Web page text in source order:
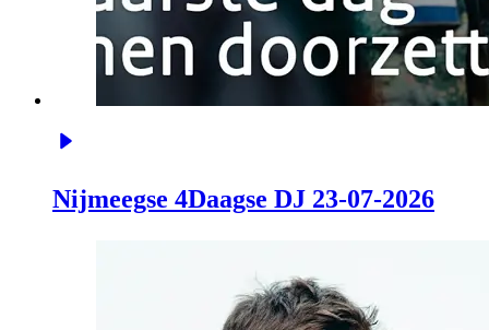
Nijmeegse 4Daagse DJ 23-07-2026